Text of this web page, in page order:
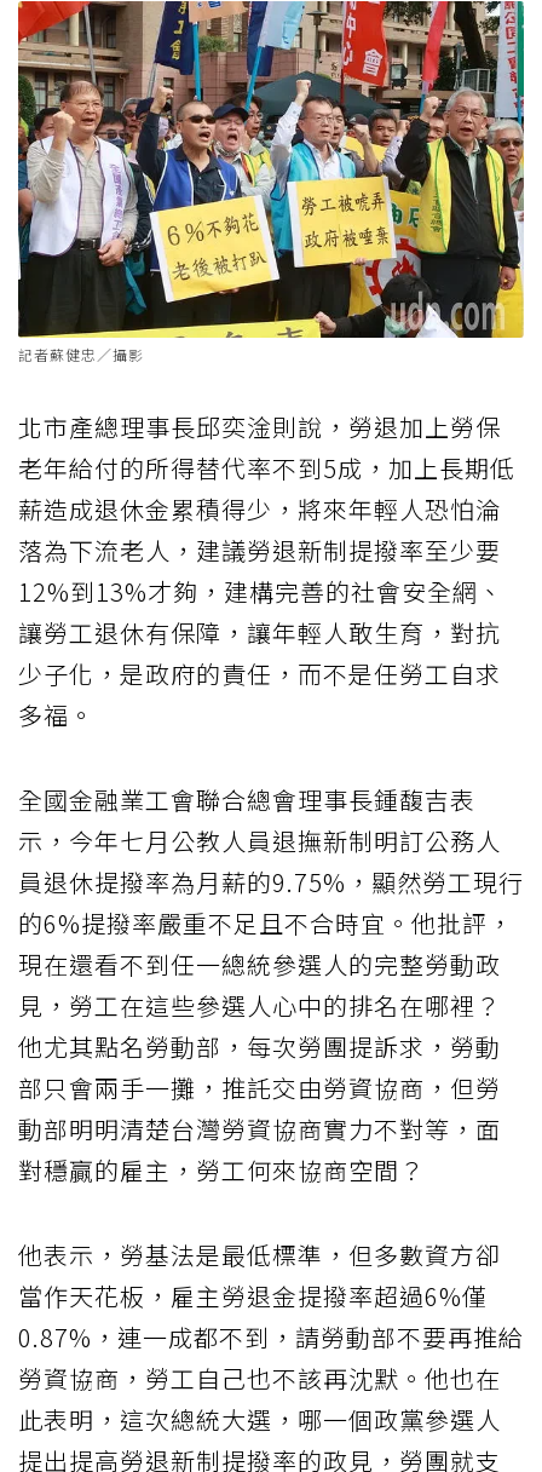
記者蘇健忠／攝影
北市產總理事長邱奕淦則說，勞退加上勞保
老年給付的所得替代率不到5成，加上長期低
薪造成退休金累積得少，將來年輕人恐怕淪
落為下流老人，建議勞退新制提撥率至少要
12%到13%才夠，建構完善的社會安全網、
讓勞工退休有保障，讓年輕人敢生育，對抗
少子化，是政府的責任，而不是任勞工自求
多福。
全國金融業工會聯合總會理事長鍾馥吉表
示，今年七月公教人員退撫新制明訂公務人
員退休提撥率為月薪的9.75%，顯然勞工現行
的6%提撥率嚴重不足且不合時宜。他批評，
現在還看不到任一總統參選人的完整勞動政
見，勞工在這些參選人心中的排名在哪裡？
他尤其點名勞動部，每次勞團提訴求，勞動
部只會兩手一攤，推託交由勞資協商，但勞
動部明明清楚台灣勞資協商實力不對等，面
對穩贏的雇主，勞工何來協商空間？
他表示，勞基法是最低標準，但多數資方卻
當作天花板，雇主勞退金提撥率超過6%僅
0.87%，連一成都不到，請勞動部不要再推給
勞資協商，勞工自己也不該再沈默。他也在
此表明，這次總統大選，哪一個政黨參選人
提出提高勞退新制提撥率的政見，勞團就支